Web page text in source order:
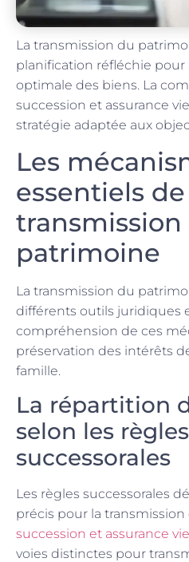
La transmission du
planification réfléchie
optimale des biens. La
succession et assurance
stratégie adaptée aux
Les
essentiels
transmission
patrimoine
La transmission du
différents outils juridiques
compréhension de ces
préservation des intérêts
famille.
La répartition
selon les règles
successorales
Les règles successorales
précis pour la transmission
succession et assurance vie
voies distinctes pour